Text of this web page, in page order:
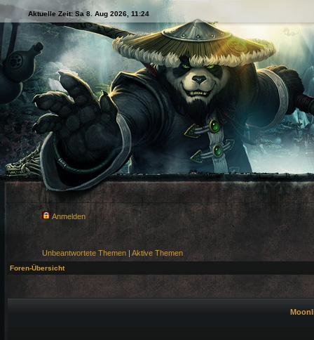
Aktuelle Zeit: Sa 8. Aug 2026, 11:24
Anmelden
Unbeantwortete Themen | Aktive Themen
Foren-Übersicht